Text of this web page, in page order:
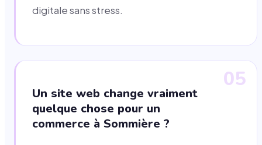
digitale sans stress.
05
Un site web change vraiment
quelque chose pour un
commerce à Sommière ?